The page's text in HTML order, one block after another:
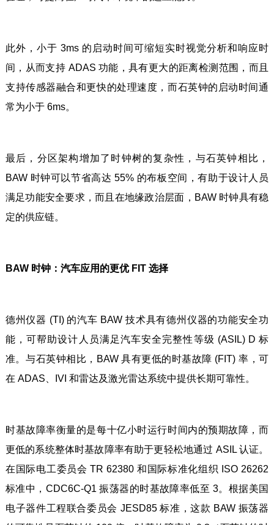
此外，小于 3ms 的启动时间可缩短实时视觉分析和响应时
间，从而支持 ADAS 功能，具有更大的距离检测范围，而且
支持传感器融合和更快的处理速度，而石英钟的启动时间通
常为小于 6ms。
最后，分区架构增加了时钟树的复杂性，与石英钟相比，
BAW 时钟可以节省高达 55% 的布板空间，有助于设计人员
满足功能安全要求，而且在地缘政治层面，BAW 时钟具有稳
定的供应链。
BAW 时钟：汽车应用的更优 FIT 选择
德州仪器 (TI) 的汽车 BAW 技术具有德州仪器的功能安全功
能，可帮助设计人员满足汽车安全完整性等级 (ASIL) D 标
准。与石英钟相比，BAW 具有更低的时基故障 (FIT) 率，可
在 ADAS、IVI 和雷达及激光雷达系统中提供长期可靠性。
时基故障率衡量的是每十亿小时运行时间内的预期故障，而
更低的系统整体时基故障率有助于更轻松地通过 ASIL 认证。
在国际电工委员会 TR 62380 和国际标准化组织 ISO 26262
标准中，CDC6C-Q1 振荡器的时基故障率低至 3。根据美国
电子器件工程联合委员会 JESD85 标准，这款 BAW 振荡器